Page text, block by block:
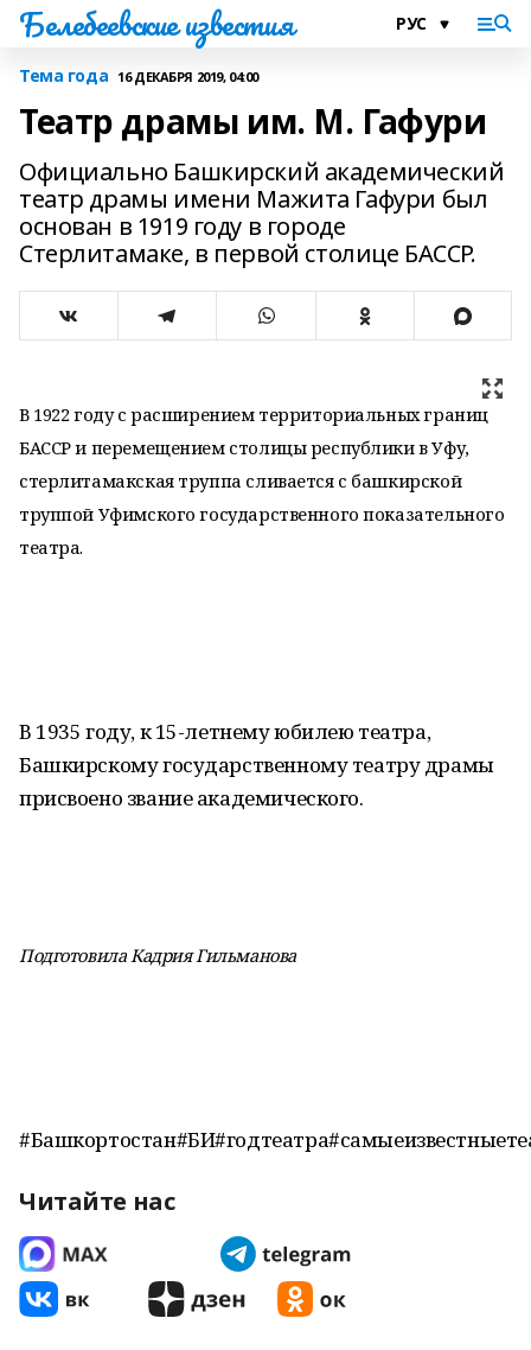
Белебеевские известия
Тема года 16 ДЕКАБРЯ 2019, 04:00
Театр драмы им. М. Гафури
Официально Башкирский академический
театр драмы имени Мажита Гафури был
основан в 1919 году в городе
Стерлитамаке, в первой столице БАССР.
В 1922 году с расширением территориальных границ
БАССР и перемещением столицы республики в Уфу,
стерлитамакская труппа сливается с башкирской
труппой Уфимского государственного показательного
театра.
В 1935 году, к 15-летнему юбилею театра,
Башкирскому государственному театру драмы
присвоено звание академического.
Подготовила Кадрия Гильманова
Читайте нас